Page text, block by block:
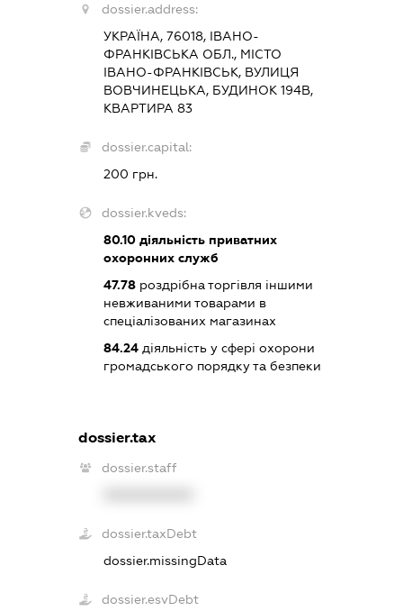
dossier.address:
УКРАЇНА, 76018, ІВАНО-
ФРАНКІВСЬКА ОБЛ., МІСТО
ІВАНО-ФРАНКІВСЬК, ВУЛИЦЯ
ВОВЧИНЕЦЬКА, БУДИНОК 194В,
КВАРТИРА 83
dossier.capital:
200 грн.
dossier.kveds:
80.10діяльність приватних
охоронних служб
47.78роздрібна торгівля іншими
невживаними товарами в
спеціалізованих магазинах
84.24діяльність у сфері охорони
громадського порядку та безпеки
dossier.tax
dossier.staff
dossier.taxDebt
dossier.missingData
dossier.esvDebt